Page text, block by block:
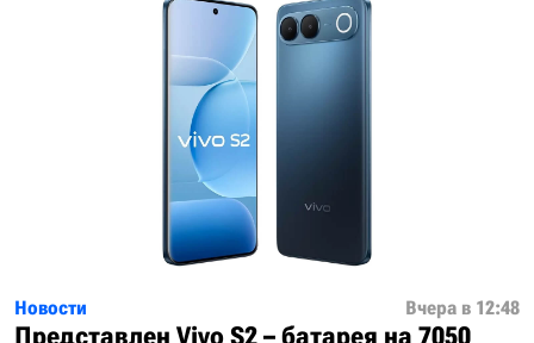
Новости Вчера в 12:48
Представлен Vivo S2 – батарея на 7050